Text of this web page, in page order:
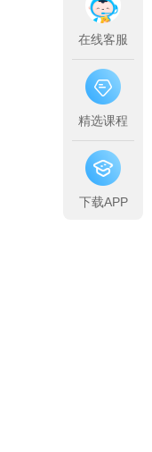
在线客服
精选课程
下载APP